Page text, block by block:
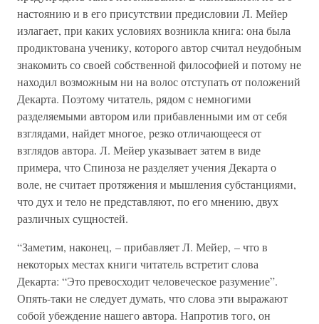
настоянию и в его присутствии предисловии Л. Мейер
излагает, при каких условиях возникла книга: она была
продиктована ученику, которого автор считал неудобным
знакомить со своей собственной философией и потому не
находил возможным ни на волос отступать от положений
Декарта. Поэтому читатель, рядом с немногими
разделяемыми автором или прибавленными им от себя
взглядами, найдет многое, резко отличающееся от
взглядов автора. Л. Мейер указывает затем в виде
примера, что Спиноза не разделяет учения Декарта о
воле, не считает протяжения и мышления субстанциями,
что дух и тело не представляют, по его мнению, двух
различных сущностей.
“Заметим, наконец, – прибавляет Л. Мейер, – что в
некоторых местах книги читатель встретит слова
Декарта: “Это превосходит человеческое разумение”.
Опять-таки не следует думать, что слова эти выражают
собой убеждение нашего автора. Напротив того, он